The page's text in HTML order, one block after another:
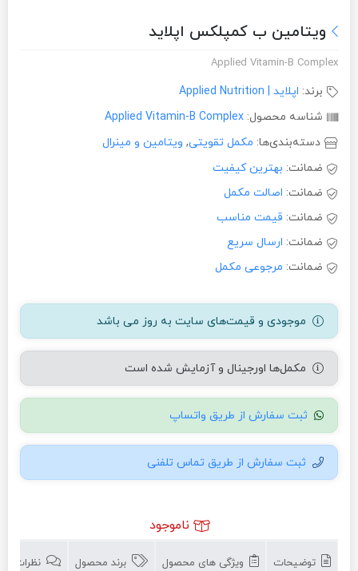
ویتامین ب کمپلکس اپلاید
Applied Vitamin-B Complex
برند: اپلاید | Applied Nutrition
شناسه محصول: Applied Vitamin-B Complex
دسته‌بندی‌ها: مکمل تقویتی, ویتامین و مینرال
ضمانت: بهترین کیفیت
ضمانت: اصالت مکمل
ضمانت: قیمت مناسب
ضمانت: ارسال سریع
ضمانت: مرجوعی مکمل
موجودی و قیمت‌های سایت به روز می باشد
مکمل‌ها اورجینال و آزمایش شده است
ثبت سفارش از طریق واتساپ
ثبت سفارش از طریق تماس تلفنی
ناموجود
توضیحات ویژگی های محصول برند محصول نظرات (0)